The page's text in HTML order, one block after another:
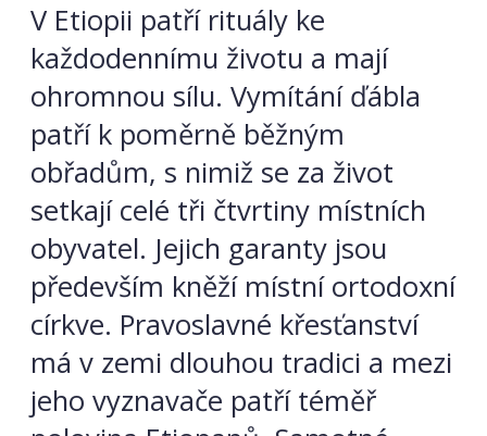
V Etiopii patří rituály ke
každodennímu životu a mají
ohromnou sílu. Vymítání ďábla
patří k poměrně běžným
obřadům, s nimiž se za život
setkají celé tři čtvrtiny místních
obyvatel. Jejich garanty jsou
především kněží místní ortodoxní
církve. Pravoslavné křesťanství
má v zemi dlouhou tradici a mezi
jeho vyznavače patří téměř